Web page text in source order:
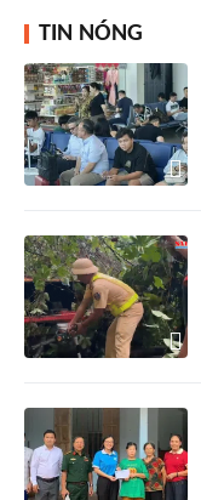
TIN NÓNG